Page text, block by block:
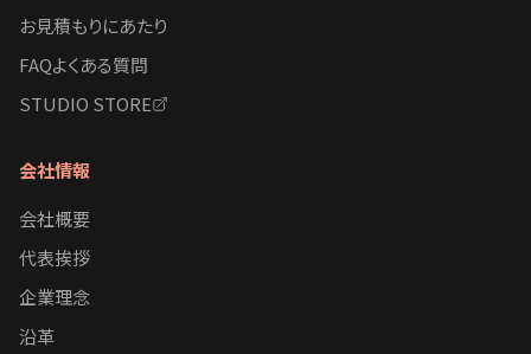
お見積もりにあたり
FAQよくある質問
STUDIO STORE
会社情報
会社概要
代表挨拶
企業理念
沿革